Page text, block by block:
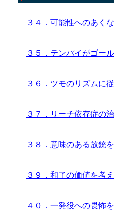
３４．可能性へのあく
３５．テンパイがゴー
３６．ツモのリズムに
３７．リーチ依存症の
３８．意味のある放銃
３９．和了の価値を考
４０．一発役への畏怖